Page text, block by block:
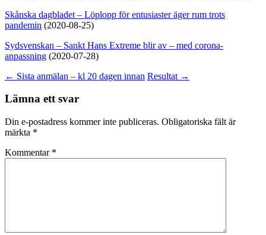
Skånska dagbladet – Löplopp för entusiaster äger rum trots
pandemin (2020-08-25)
Sydsvenskan – Sankt Hans Extreme blir av – med corona-
anpassning (2020-07-28)
Inläggsnavigering
← Sista anmälan – kl 20 dagen innan Resultat →
Lämna ett svar
Din e-postadress kommer inte publiceras. Obligatoriska fält är
märkta *
Kommentar *